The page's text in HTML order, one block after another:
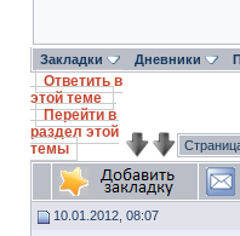
Закладки Дневники
Ответить в
этой теме
Перейти в
раздел этой
темы
10.01.2012, 08:07